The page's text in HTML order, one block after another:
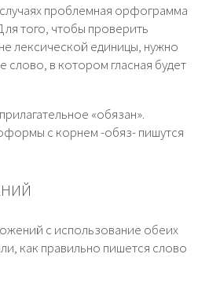
проблемная орфограмма
того, чтобы проверить
лексической единицы, нужно
слово, в котором гласная будет
«обязан».
с корнем -обяз- пишутся
с использование обеих
как правильно пишется слово